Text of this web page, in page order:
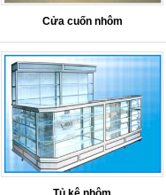
Cửa cuốn nhôm